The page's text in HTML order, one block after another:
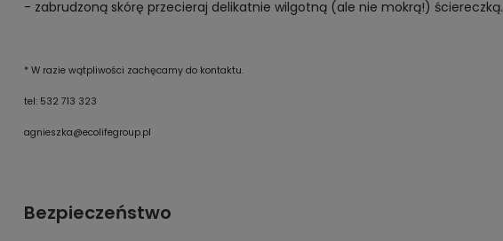
- zabrudzoną skórę przecieraj delikatnie wilgotną (ale nie mokrą!) ściereczką.
* W razie wątpliwości zachęcamy do kontaktu.
tel: 532 713 323
agnieszka@ecolifegroup.pl
Bezpieczeństwo